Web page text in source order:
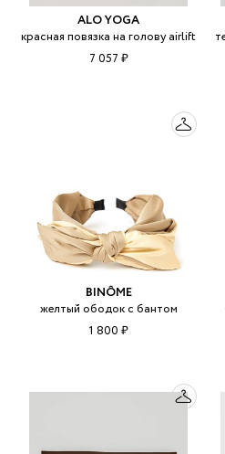
ALO YOGA
красная повязка на голову airlift
7 057 ₽
BINÔME
желтый ободок с бантом
1 800 ₽